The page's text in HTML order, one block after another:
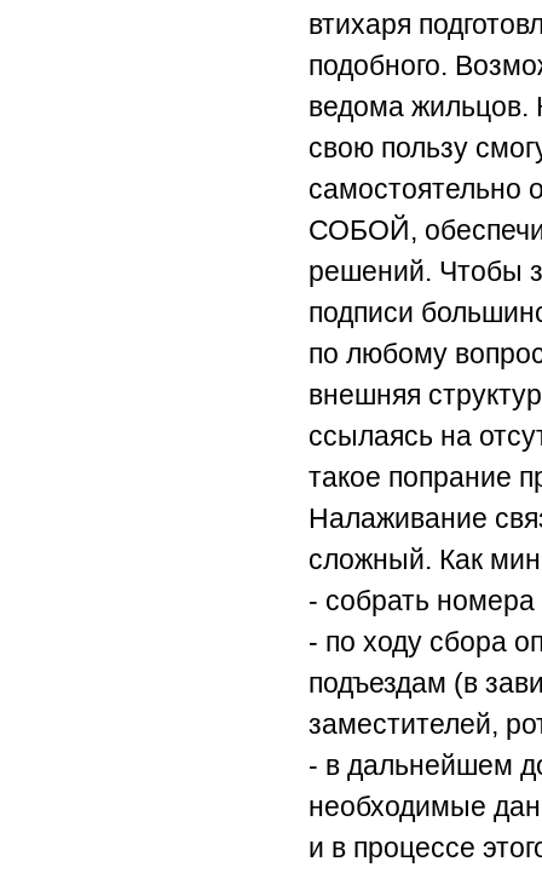
втихаря
подобного.
ведома жильцов.
свою пользу
СОБОЙ,
решений. Чтобы
подписи
по любому
внешняя
ссылаясь на
такое попрание
Налаживание
сложный. Как
- собрать
- по ходу сбора
подъездам (в
заместителей,
- в дальнейшем
необходимые
и в процессе